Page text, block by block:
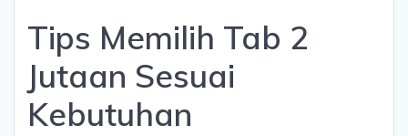
Tips Memilih Tab 2
Jutaan Sesuai
Kebutuhan